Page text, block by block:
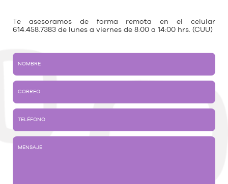
Te asesoramos de forma remota en el celular
614.458.7383 de lunes a viernes de 8:00 a 14:00 hrs. (CUU)